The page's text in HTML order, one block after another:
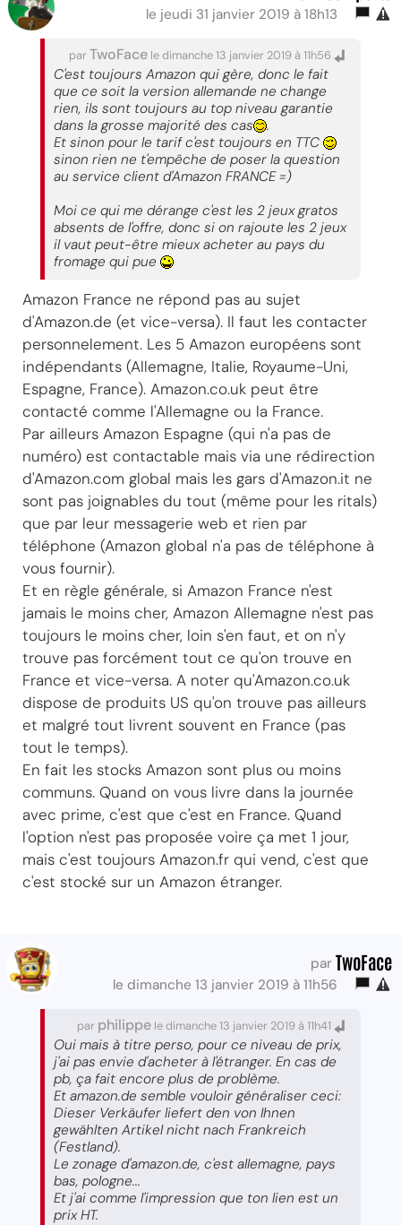
le jeudi 31 janvier 2019 à 18h13
parTwoFace le dimanche 13 janvier 2019 à 11h56
C'est toujours Amazon qui gère, donc le fait
que ce soit la version allemande ne change
rien, ils sont toujours au top niveau garantie
dans la grosse majorité des cas
.
Et sinon pour le tarif c'est toujours en TTC
sinon rien ne t'empêche de poser la question
au service client d'Amazon FRANCE =)
Moi ce qui me dérange c'est les 2 jeux gratos
absents de l'offre, donc si on rajoute les 2 jeux
il vaut peut-être mieux acheter au pays du
fromage qui pue
Amazon France ne répond pas au sujet
d'Amazon.de (et vice-versa). Il faut les contacter
personnelement. Les 5 Amazon européens sont
indépendants (Allemagne, Italie, Royaume-Uni,
Espagne, France). Amazon.co.uk peut être
contacté comme l'Allemagne ou la France.
Par ailleurs Amazon Espagne (qui n'a pas de
numéro) est contactable mais via une rédirection
d'Amazon.com global mais les gars d'Amazon.it ne
sont pas joignables du tout (même pour les ritals)
que par leur messagerie web et rien par
téléphone (Amazon global n'a pas de téléphone à
vous fournir).
Et en règle générale, si Amazon France n'est
jamais le moins cher, Amazon Allemagne n'est pas
toujours le moins cher, loin s'en faut, et on n'y
trouve pas forcément tout ce qu'on trouve en
France et vice-versa. A noter qu'Amazon.co.uk
dispose de produits US qu'on trouve pas ailleurs
et malgré tout livrent souvent en France (pas
tout le temps).
En fait les stocks Amazon sont plus ou moins
communs. Quand on vous livre dans la journée
avec prime, c'est que c'est en France. Quand
l'option n'est pas proposée voire ça met 1 jour,
mais c'est toujours Amazon.fr qui vend, c'est que
c'est stocké sur un Amazon étranger.
par TwoFace
le dimanche 13 janvier 2019 à 11h56
par philippe le dimanche 13 janvier 2019 à 11h41
Oui mais à titre perso, pour ce niveau de prix,
j'ai pas envie d'acheter à l'étranger. En cas de
pb, ça fait encore plus de problème.
Et amazon.de semble vouloir généraliser ceci:
Dieser Verkäufer liefert den von Ihnen
gewählten Artikel nicht nach Frankreich
(Festland).
Le zonage d'amazon.de, c'est allemagne, pays
bas, pologne...
Et j'ai comme l'impression que ton lien est un
prix HT.